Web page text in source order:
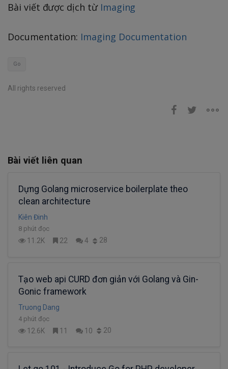
Bài viết được dịch từ Imaging
Documentation: Imaging Documentation
Go
All rights reserved
Bài viết liên quan
Dựng Golang microservice boilerplate theo
clean architecture
Kiên Đinh
8 phút đọc
11.2K 22 4 28
Tạo web api CURD đơn giản với Golang và Gin-
Gonic framework
Truong Dang
4 phút đọc
12.6K 11 10 20